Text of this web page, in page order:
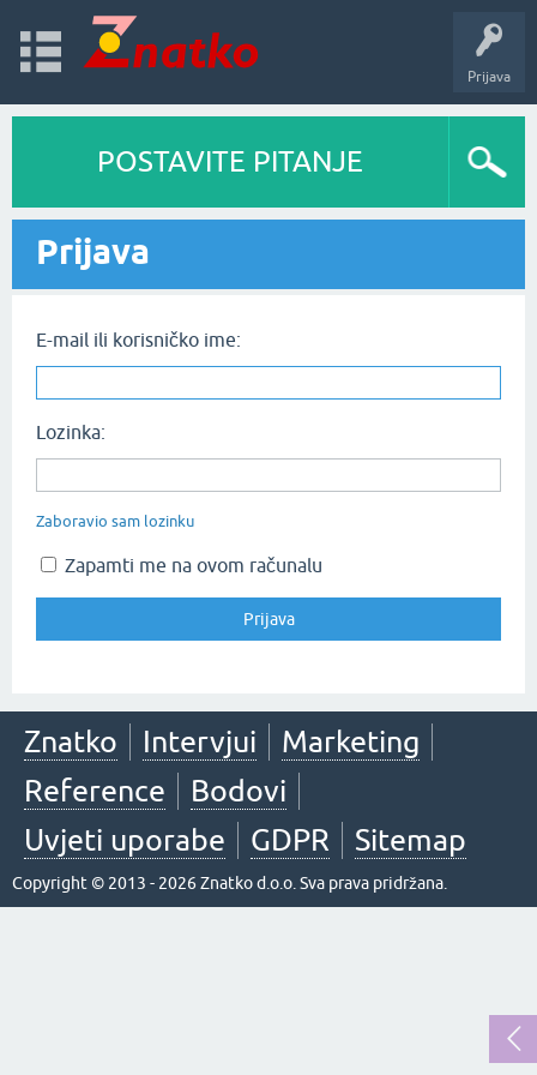
Prijava
POSTAVITE PITANJE
Prijava
E-mail ili korisničko ime:
Lozinka:
Zaboravio sam lozinku
Zapamti me na ovom računalu
Znatko Intervjui
Marketing
Reference
Bodovi
Uvjeti uporabe
GDPR Sitemap
Copyright © 2013 - 2026 Znatko d.o.o. Sva prava pridržana.